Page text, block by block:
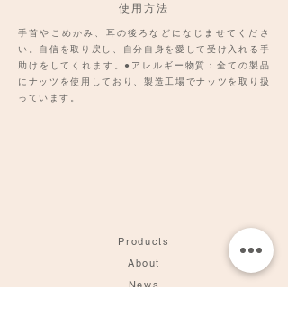
使用方法
手首やこめかみ、耳の後ろなどになじませてくださ
い。自信を取り戻し、自分自身を愛して受け入れる手
助けをしてくれます。●アレルギー物質：全ての製品
にナッツを使用しており、製造工場でナッツを取り扱
っています。
Products
About
News